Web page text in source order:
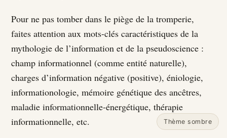
Pour ne pas tomber dans le piège de la tromperie,
faites attention aux mots-clés caractéristiques de la
mythologie de l’information et de la pseudoscience :
champ informationnel (comme entité naturelle),
charges d’information négative (positive), éniologie,
informationologie, mémoire génétique des ancêtres,
maladie informationnelle-énergétique, thérapie
informationnelle, etc.
Thème sombre